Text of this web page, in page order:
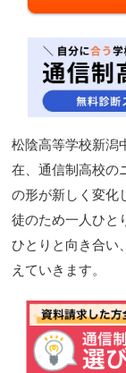
松陰高等学校新潟
在、通信制高校の
の形が新しく変化
徒のため一人ひと
ひとりと向き合い
えていきます。